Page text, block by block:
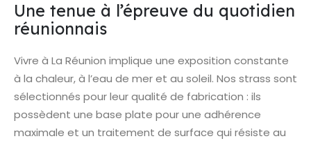
Une tenue à l’épreuve du quotidien
réunionnais
Vivre à La Réunion implique une exposition constante
à la chaleur, à l’eau de mer et au soleil. Nos strass sont
sélectionnés pour leur qualité de fabrication : ils
possèdent une base plate pour une adhérence
maximale et un traitement de surface qui résiste au